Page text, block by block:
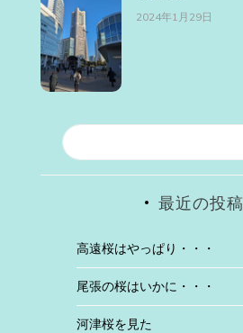
2024年1月29日
最近の投稿
高遠桜はやっぱり・・・
尾張の桜はいかに・・・
河津桜を見た